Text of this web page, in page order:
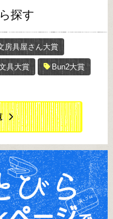
探す
房具屋さん大賞
具大賞 Bun2大賞